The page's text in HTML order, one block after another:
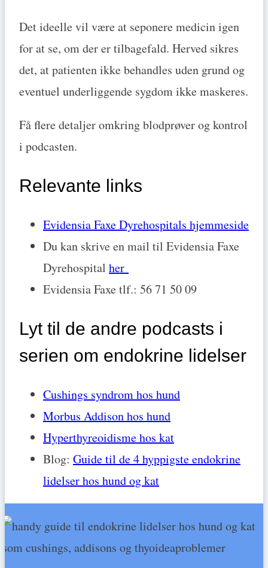
Det ideelle vil være at seponere medicin igen
for at se, om der er tilbagefald. Herved sikres
det, at patienten ikke behandles uden grund og
eventuel underliggende sygdom ikke maskeres.
Få flere detaljer omkring blodprøver og kontrol
i podcasten.
Relevante links
Evidensia Faxe Dyrehospitals hjemmeside
Du kan skrive en mail til Evidensia Faxe
Dyrehospital her
Evidensia Faxe tlf.: 56 71 50 09
Lyt til de andre podcasts i
serien om endokrine lidelser
Cushings syndrom hos hund
Morbus Addison hos hund
Hyperthyreoidisme hos kat
Blog: Guide til de 4 hyppigste endokrine
lidelser hos hund og kat